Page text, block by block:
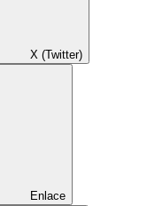
X (Twitter)
Enlace